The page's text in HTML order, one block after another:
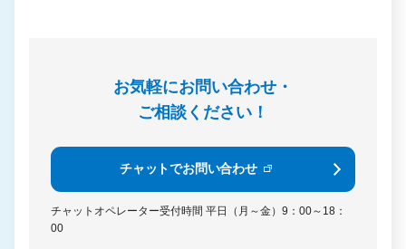
お気軽にお問い合わせ・
ご相談ください！
チャットでお問い合わせ
チャットオペレーター受付時間 平日（月～金）9：00～18：
00